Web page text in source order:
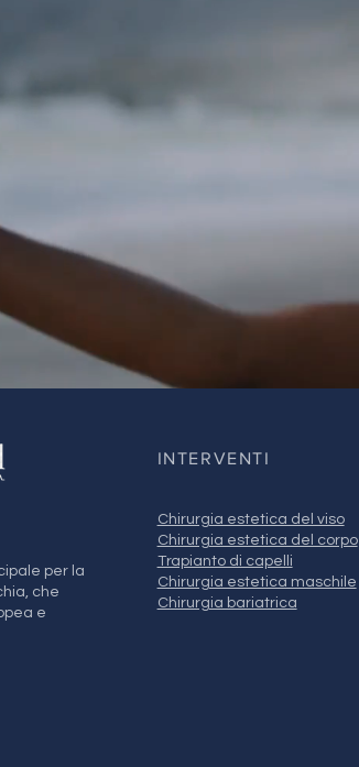
per la
che
e
INTERVENTI
Chirurgia estetica del viso
Chirurgia estetica del corpo
Trapianto di capelli
Chirurgia estetica maschile
Chirurgia bariatrica